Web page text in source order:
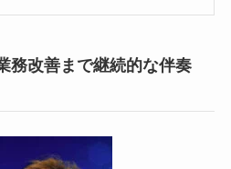
務改善まで継続的な伴奏